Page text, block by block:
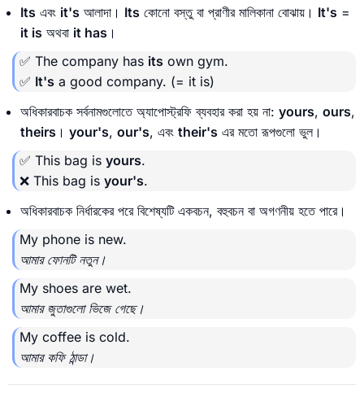
Its এবং it's আলাদা। Its কোনো বস্তু বা প্রাণীর মালিকানা বোঝায়। It's =
it is অথবা it has ।
✅ The company has its own gym.
✅ It's a good company. (= it is)
অধিকারবাচক সর্বনামগুলোতে অ্যাপোস্ট্রফি ব্যবহার করা হয় না: yours, ours,
theirs । your's, our's, এবং their's এর মতো রূপগুলো ভুল।
✅ This bag is yours.
❌ This bag is your's.
অধিকারবাচক নির্ধারকের পরে বিশেষ্যটি একবচন, বহুবচন বা অগণনীয় হতে পারে।
My phone is new.
আমার ফোনটি নতুন।
My shoes are wet.
আমার জুতাগুলো ভিজে গেছে।
My coffee is cold.
আমার কফি ঠান্ডা।